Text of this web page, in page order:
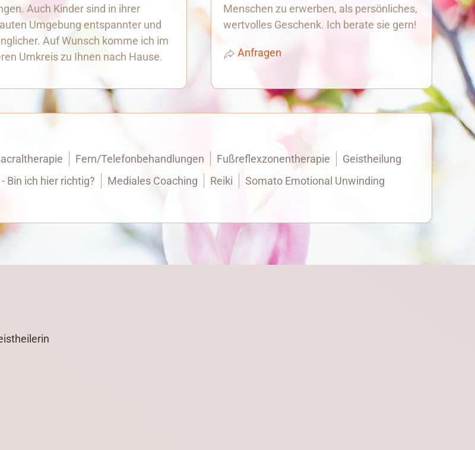
Auch Kinder sind in ihrer
Umgebung entspannter und
Auf Wunsch komme ich im
Umkreis zu Ihnen nach Hause.
Menschen zu erwerben, als persönliches,
wertvolles Geschenk. Ich berate sie gern!
Anfragen
Fern/Telefonbehandlungen Fußreflexzonentherapie
Geistheilung
Bin ich hier richtig? Mediales Coaching Reiki
Somato Emotional Unwinding